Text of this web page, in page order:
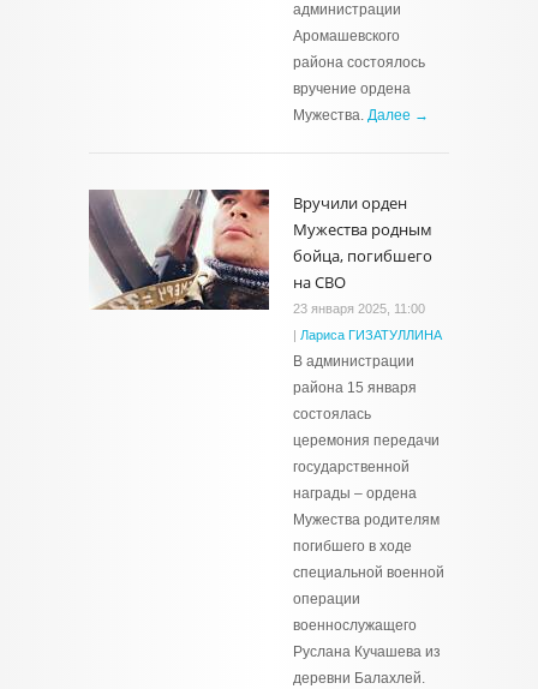
администрации
Аромашевского
района состоялось
вручение ордена
Мужества. Далее →
Вручили орден
Мужества родным
бойца, погибшего
на СВО
23 января 2025, 11:00
| Лариса ГИЗАТУЛЛИНА
В администрации
района 15 января
состоялась
церемония передачи
государственной
награды – ордена
Мужества родителям
погибшего в ходе
специальной военной
операции
военнослужащего
Руслана Кучашева из
деревни Балахлей.